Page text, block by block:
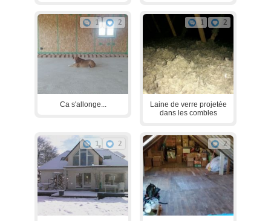
1 2
Ca s'allonge...
1 2
Laine de verre projetée
dans les combles
1 2 2